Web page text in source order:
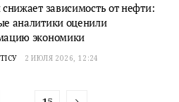
снижает зависимость от нефти:
аналитики оценили
экономики
2 ИЮЛЯ 2026, 12:24